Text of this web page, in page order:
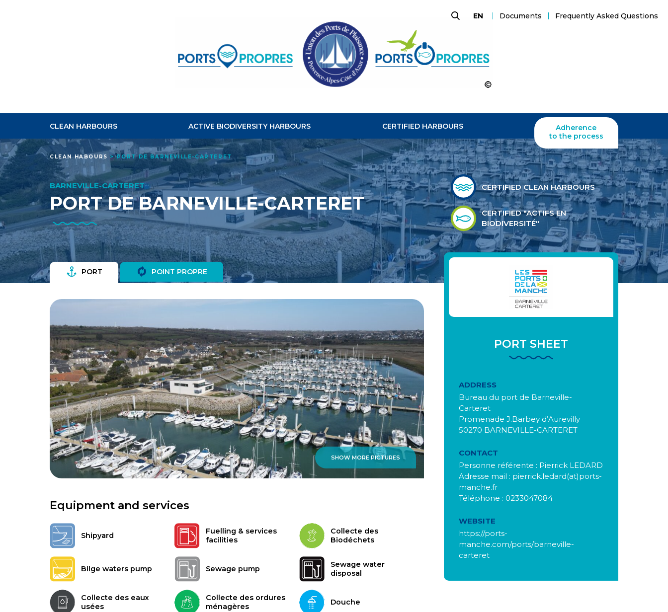
EN Documents Frequently Asked Questions
HABOURS
CLEAN HARBOURS ACTIVE BIODIVERSITY HARBOURS CERTIFIED HARBOURS
Adherence
to the process
CLEAN HABOURS >PORT DE BARNEVILLE-CARTERET
BARNEVILLE-CARTERET
PORT DE BARNEVILLE-CARTERET
CERTIFIED CLEAN HARBOURS
CERTIFIED "ACTIFS EN
BIODIVERSITÉ"
PORT POINT PROPRE
SHOW MORE PICTURES
Equipment and services
Shipyard
Fuelling & services
facilities
Collecte des
Biodéchets
Bilge waters pump Sewage pump
Sewage water
disposal
Collecte des eaux
usées
Collecte des ordures
ménagères
Douche
PORT SHEET
ADDRESS
Bureau du port de Barneville-
Carteret
Promenade J.Barbey d’Aurevilly
50270 BARNEVILLE-CARTERET
CONTACT
Personne référente : Pierrick LEDARD
Adresse mail : pierrick.ledard(at)ports-
manche.fr
Téléphone : 0233047084
WEBSITE
https://ports-
manche.com/ports/barneville-
carteret